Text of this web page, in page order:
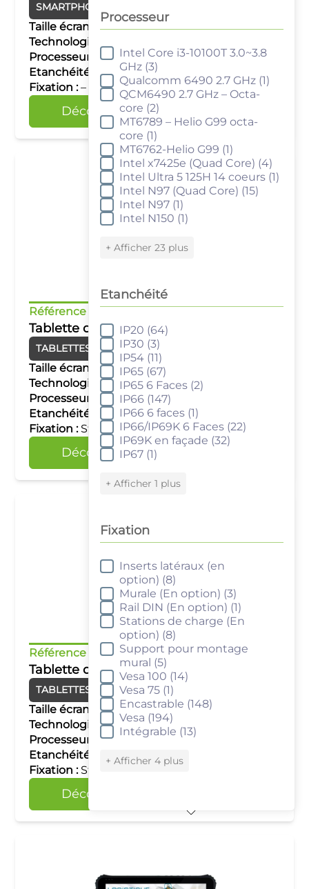
Processeur
Processeur
Intel Core i3-10100T 3.0~3.8
GHz (3)
Qualcomm 6490 2.7 GHz (1)
QCM6490 2.7 GHz – Octa-
core (2)
MT6789 – Helio G99 octa-
core (1)
MT6762-Helio G99 (1)
Intel x7425e (Quad Core) (4)
Intel Ultra 5 125H 14 coeurs (1)
Intel N97 (Quad Core) (15)
Intel N97 (1)
Intel N150 (1)
+ Afficher 23 plus
Etanchéité
Etanchéité
IP20 (64)
IP30 (3)
IP54 (11)
IP65 (67)
IP65 6 Faces (2)
IP66 (147)
IP66 6 faces (1)
IP66/IP69K 6 Faces (22)
IP69K en façade (32)
IP67 (1)
+ Afficher 1 plus
Fixation
Fixation
Inserts latéraux (en
option) (8)
Murale (En option) (3)
Rail DIN (En option) (1)
Stations de charge (En
option) (8)
Support pour montage
mural (5)
Vesa 100 (14)
Vesa 75 (1)
Encastrable (148)
Vesa (194)
Intégrable (13)
+ Afficher 4 plus
SMARTPHONES DURCIS
Taille écran :
6.5''
Technologie tactile :
Processeur :
Intel N150
Etanchéité :
IP67
Fixation :–
Découvrir
Référence : KTTW080N
Tablette durcie 8" Windows
TABLETTES DURCIES Windows
Taille écran :
8"
Technologie tactile :Capacitif multipoints
Processeur :
Intel N5100
Etanchéité :
IP65
Fixation : Stations de charge (En option)
Découvrir
Référence : KTTW101N
Tablette durcie 10.1" Windows
TABLETTES DURCIES Windows
Taille écran :
10.1"
Technologie tactile :Capacitif multipoints
Processeur :
Intel N5100
Etanchéité :
IP65
Fixation : Stations de charge (En option)
Découvrir